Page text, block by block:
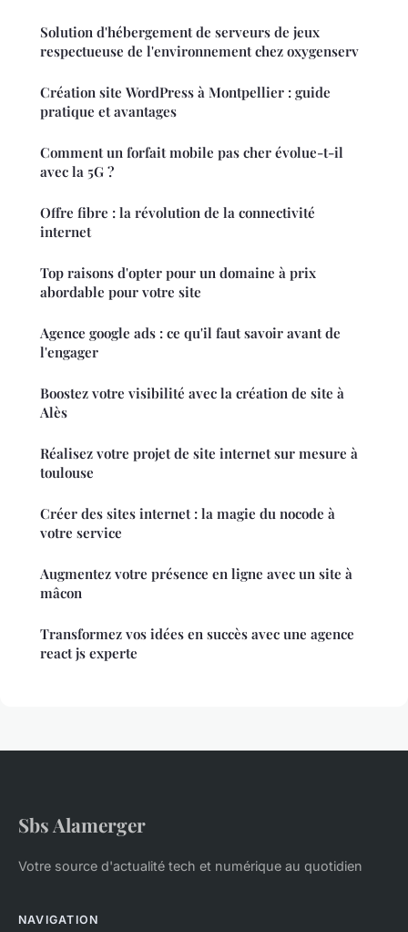
Solution d'hébergement de serveurs de jeux
respectueuse de l'environnement chez oxygenserv
Création site WordPress à Montpellier : guide
pratique et avantages
Comment un forfait mobile pas cher évolue-t-il
avec la 5G ?
Offre fibre : la révolution de la connectivité
internet
Top raisons d'opter pour un domaine à prix
abordable pour votre site
Agence google ads : ce qu'il faut savoir avant de
l'engager
Boostez votre visibilité avec la création de site à
Alès
Réalisez votre projet de site internet sur mesure à
toulouse
Créer des sites internet : la magie du nocode à
votre service
Augmentez votre présence en ligne avec un site à
mâcon
Transformez vos idées en succès avec une agence
react js experte
Sbs Alamerger
Votre source d'actualité tech et numérique au quotidien
NAVIGATION